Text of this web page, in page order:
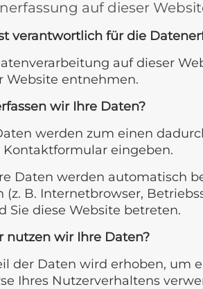
auf dieser
verantwortlich für die
auf dieser
Website entnehmen.
wir Ihre Daten?
werden zum einen
Kontaktformular eingeben.
Daten werden automatisch
(z. B. Internetbrowser,
Sie diese Website betreten.
nutzen wir Ihre Daten?
der Daten wird erhoben, um
Ihres Nutzerverhaltens